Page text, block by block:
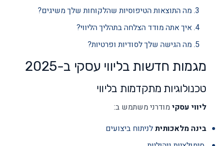
מה התוצאות הטיפוסיות שהלקוחות שלך משיגים?
איך אתה מודד הצלחה בתהליך הליווי?
מה הגישה שלך לסודיות ופרטיות?
מגמות חדשות בליווי עסקי ב-2025
טכנולוגיות מתקדמות בליווי
ליווי עסקימודרני משתמש ב:
בינה מלאכותיתלניתוח ביצועים